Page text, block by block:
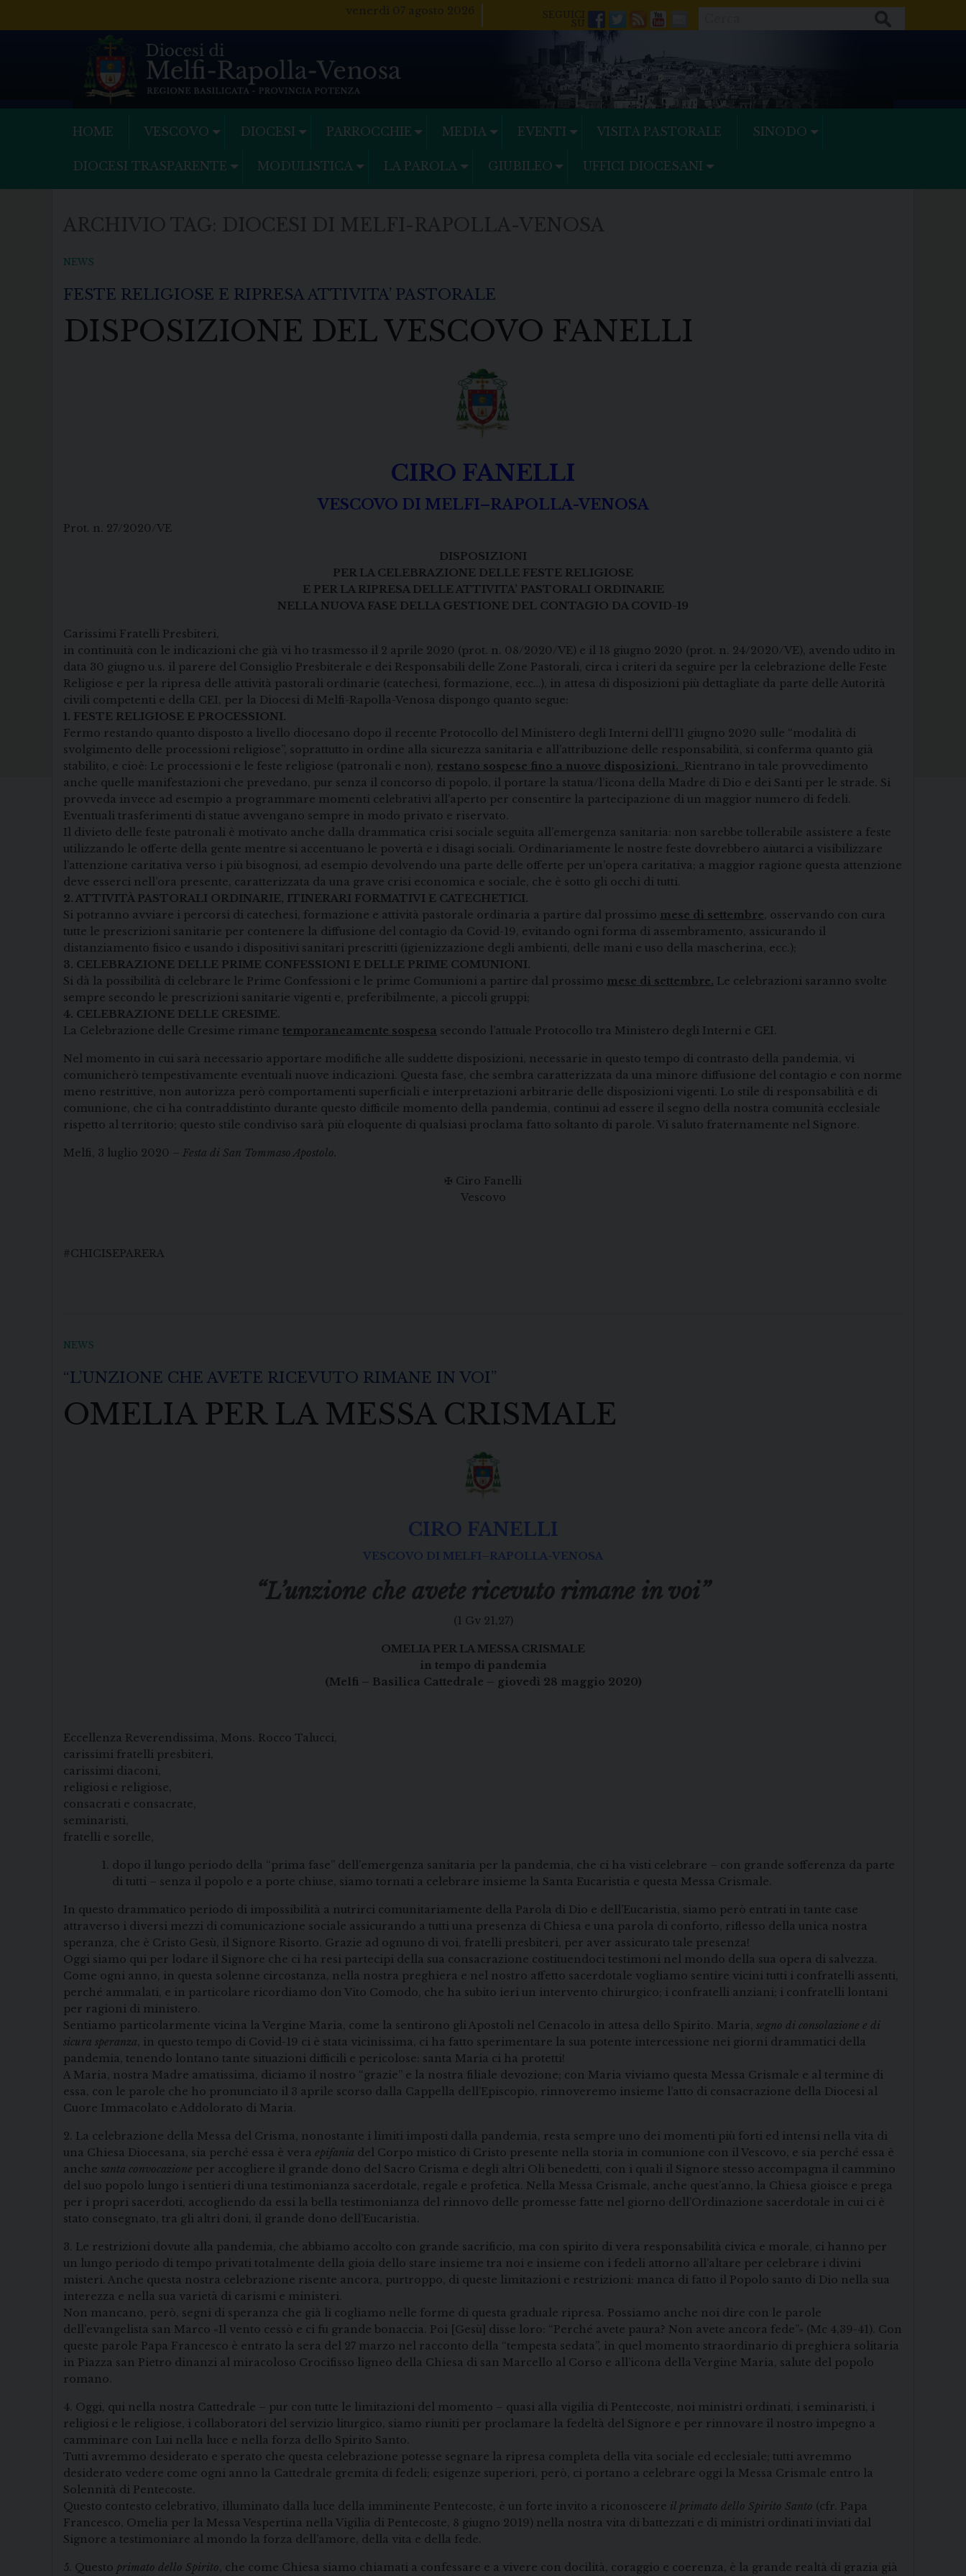
venerdì 07 agosto 2026
Facebook
Twitter
FeedsYoutube
Mail
HOME VESCOVO DIOCESI PARROCCHIE MEDIA EVENTI VISITA PASTORALE SINODO
DIOCESI TRASPARENTE MODULISTICA LA PAROLA GIUBILEO UFFICI DIOCESANI
NEWS
FESTE RELIGIOSE E RIPRESA ATTIVITA’ PASTORALE
DISPOSIZIONE DEL VESCOVO FANELLI
CIRO FANELLI
VESCOVO DI MELFI–RAPOLLA-VENOSA
Prot. n. 27/2020/VE
DISPOSIZIONI
PER LA CELEBRAZIONE DELLE FESTE RELIGIOSE
E PER LA RIPRESA DELLE ATTIVITA’ PASTORALI ORDINARIE
NELLA NUOVA FASE DELLA GESTIONE DEL CONTAGIO DA COVID-19
Carissimi Fratelli Presbiteri,
in continuità con le indicazioni che già vi ho trasmesso il 2 aprile 2020 (prot. n. 08/2020/VE) e il 18 giugno 2020 (prot. n. 24/2020/VE), avendo udito in
data 30 giugno u.s. il parere del Consiglio Presbiterale e dei Responsabili delle Zone Pastorali, circa i criteri da seguire per la celebrazione delle Feste
Religiose e per la ripresa delle attività pastorali ordinarie (catechesi, formazione, ecc…), in attesa di disposizioni più dettagliate da parte delle Autorità
civili competenti e della CEI, per la Diocesi di Melfi-Rapolla-Venosa dispongo quanto segue:
1. FESTE RELIGIOSE E PROCESSIONI.
Fermo restando quanto disposto a livello diocesano dopo il recente Protocollo del Ministero degli Interni dell’11 giugno 2020 sulle “modalità di
svolgimento delle processioni religiose”, soprattutto in ordine alla sicurezza sanitaria e all’attribuzione delle responsabilità, si conferma quanto già
stabilito, e cioè: Le processioni e le feste religiose (patronali e non), restano sospese fino a nuove disposizioni. Rientrano in tale provvedimento
anche quelle manifestazioni che prevedano, pur senza il concorso di popolo, il portare la statua/l’icona della Madre di Dio e dei Santi per le strade. Si
provveda invece ad esempio a programmare momenti celebrativi all’aperto per consentire la partecipazione di un maggior numero di fedeli.
Eventuali trasferimenti di statue avvengano sempre in modo privato e riservato.
Il divieto delle feste patronali è motivato anche dalla drammatica crisi sociale seguita all’emergenza sanitaria: non sarebbe tollerabile assistere a feste
utilizzando le offerte della gente mentre si accentuano le povertà e i disagi sociali. Ordinariamente le nostre feste dovrebbero aiutarci a visibilizzare
l’attenzione caritativa verso i più bisognosi, ad esempio devolvendo una parte delle offerte per un’opera caritativa; a maggior ragione questa attenzione
deve esserci nell’ora presente, caratterizzata da una grave crisi economica e sociale, che è sotto gli occhi di tutti.
2. ATTIVITÀ PASTORALI ORDINARIE, ITINERARI FORMATIVI E CATECHETICI.
Si potranno avviare i percorsi di catechesi, formazione e attività pastorale ordinaria a partire dal prossimo mese di settembre, osservando con cura
tutte le prescrizioni sanitarie per contenere la diffusione del contagio da Covid-19, evitando ogni forma di assembramento, assicurando il
distanziamento fisico e usando i dispositivi sanitari prescritti (igienizzazione degli ambienti, delle mani e uso della mascherina, ecc.);
3. CELEBRAZIONE DELLE PRIME CONFESSIONI E DELLE PRIME COMUNIONI.
Si dà la possibilità di celebrare le Prime Confessioni e le prime Comunioni a partire dal prossimo mese di settembre. Le celebrazioni saranno svolte
sempre secondo le prescrizioni sanitarie vigenti e, preferibilmente, a piccoli gruppi;
4. CELEBRAZIONE DELLE CRESIME.
La Celebrazione delle Cresime rimane temporaneamente sospesa secondo l’attuale Protocollo tra Ministero degli Interni e CEI.
Nel momento in cui sarà necessario apportare modifiche alle suddette disposizioni, necessarie in questo tempo di contrasto della pandemia, vi
comunicherò tempestivamente eventuali nuove indicazioni. Questa fase, che sembra caratterizzata da una minore diffusione del contagio e con norme
meno restrittive, non autorizza però comportamenti superficiali e interpretazioni arbitrarie delle disposizioni vigenti. Lo stile di responsabilità e di
comunione, che ci ha contraddistinto durante questo difficile momento della pandemia, continui ad essere il segno della nostra comunità ecclesiale
rispetto al territorio; questo stile condiviso sarà più eloquente di qualsiasi proclama fatto soltanto di parole. Vi saluto fraternamente nel Signore.
Melfi, 3 luglio 2020 – Festa di San Tommaso Apostolo.
✠ Ciro Fanelli
Vescovo
#CHICISEPARERA
NEWS
“L’UNZIONE CHE AVETE RICEVUTO RIMANE IN VOI”
OMELIA PER LA MESSA CRISMALE
CIRO FANELLI
VESCOVO DI MELFI–RAPOLLA-VENOSA
“L’unzione che avete ricevuto rimane in voi”
(1 Gv 21,27)
OMELIA PER LA MESSA CRISMALE
in tempo di pandemia
(Melfi – Basilica Cattedrale – giovedì 28 maggio 2020)
Eccellenza Reverendissima, Mons. Rocco Talucci,
carissimi fratelli presbiteri,
carissimi diaconi,
religiosi e religiose,
consacrati e consacrate,
seminaristi,
fratelli e sorelle,
dopo il lungo periodo della “prima fase” dell’emergenza sanitaria per la pandemia, che ci ha visti celebrare – con grande sofferenza da parte
di tutti – senza il popolo e a porte chiuse, siamo tornati a celebrare insieme la Santa Eucaristia e questa Messa Crismale.
In questo drammatico periodo di impossibilità a nutrirci comunitariamente della Parola di Dio e dell’Eucaristia, siamo però entrati in tante case
attraverso i diversi mezzi di comunicazione sociale assicurando a tutti una presenza di Chiesa e una parola di conforto, riflesso della unica nostra
speranza, che è Cristo Gesù, il Signore Risorto. Grazie ad ognuno di voi, fratelli presbiteri, per aver assicurato tale presenza!
Oggi siamo qui per lodare il Signore che ci ha resi partecipi della sua consacrazione costituendoci testimoni nel mondo della sua opera di salvezza.
Come ogni anno, in questa solenne circostanza, nella nostra preghiera e nel nostro affetto sacerdotale vogliamo sentire vicini tutti i confratelli assenti,
perché ammalati, e in particolare ricordiamo don Vito Comodo, che ha subito ieri un intervento chirurgico; i confratelli anziani; i confratelli lontani
per ragioni di ministero.
Sentiamo particolarmente vicina la Vergine Maria, come la sentirono gli Apostoli nel Cenacolo in attesa dello Spirito. Maria, segno di consolazione e di
sicura speranza, in questo tempo di Covid-19 ci è stata vicinissima, ci ha fatto sperimentare la sua potente intercessione nei giorni drammatici della
pandemia, tenendo lontano tante situazioni difficili e pericolose: santa Maria ci ha protetti!
A Maria, nostra Madre amatissima, diciamo il nostro “grazie” e la nostra filiale devozione; con Maria viviamo questa Messa Crismale e al termine di
essa, con le parole che ho pronunciato il 3 aprile scorso dalla Cappella dell’Episcopio, rinnoveremo insieme l’atto di consacrazione della Diocesi al
Cuore Immacolato e Addolorato di Maria.
2. La celebrazione della Messa del Crisma, nonostante i limiti imposti dalla pandemia, resta sempre uno dei momenti più forti ed intensi nella vita di
una Chiesa Diocesana, sia perché essa è vera epifania del Corpo mistico di Cristo presente nella storia in comunione con il Vescovo, e sia perché essa è
anche santa convocazione per accogliere il grande dono del Sacro Crisma e degli altri Oli benedetti, con i quali il Signore stesso accompagna il cammino
del suo popolo lungo i sentieri di una testimonianza sacerdotale, regale e profetica. Nella Messa Crismale, anche quest’anno, la Chiesa gioisce e prega
per i propri sacerdoti, accogliendo da essi la bella testimonianza del rinnovo delle promesse fatte nel giorno dell’Ordinazione sacerdotale in cui ci è
stato consegnato, tra gli altri doni, il grande dono dell’Eucaristia.
3. Le restrizioni dovute alla pandemia, che abbiamo accolto con grande sacrificio, ma con spirito di vera responsabilità civica e morale, ci hanno per
un lungo periodo di tempo privati totalmente della gioia dello stare insieme tra noi e insieme con i fedeli attorno all’altare per celebrare i divini
misteri. Anche questa nostra celebrazione risente ancora, purtroppo, di queste limitazioni e restrizioni: manca di fatto il Popolo santo di Dio nella sua
interezza e nella sua varietà di carismi e ministeri.
Non mancano, però, segni di speranza che già li cogliamo nelle forme di questa graduale ripresa. Possiamo anche noi dire con le parole
dell’evangelista san Marco «Il vento cessò e ci fu grande bonaccia. Poi [Gesù] disse loro: “Perché avete paura? Non avete ancora fede”» (Mc 4,39-41). Con
queste parole Papa Francesco è entrato la sera del 27 marzo nel racconto della “tempesta sedata”, in quel momento straordinario di preghiera solitaria
in Piazza san Pietro dinanzi al miracoloso Crocifisso ligneo della Chiesa di san Marcello al Corso e all’icona della Vergine Maria, salute del popolo
romano.
4. Oggi, qui nella nostra Cattedrale – pur con tutte le limitazioni del momento – quasi alla vigilia di Pentecoste, noi ministri ordinati, i seminaristi, i
religiosi e le religiose, i collaboratori del servizio liturgico, siamo riuniti per proclamare la fedeltà del Signore e per rinnovare il nostro impegno a
camminare con Lui nella luce e nella forza dello Spirito Santo.
Tutti avremmo desiderato e sperato che questa celebrazione potesse segnare la ripresa completa della vita sociale ed ecclesiale; tutti avremmo
desiderato vedere come ogni anno la Cattedrale gremita di fedeli; esigenze superiori, però, ci portano a celebrare oggi la Messa Crismale entro la
Solennità di Pentecoste.
Questo contesto celebrativo, illuminato dalla luce della imminente Pentecoste, è un forte invito a riconoscere il primato dello Spirito Santo (cfr. Papa
Francesco, Omelia per la Messa Vespertina nella Vigilia di Pentecoste, 8 giugno 2019) nella nostra vita di battezzati e di ministri ordinati inviati dal
Signore a testimoniare al mondo la forza dell’amore, della vita e della fede.
5. Questo primato dello Spirito, che come Chiesa siamo chiamati a confessare e a vivere con docilità, coraggio e coerenza, è la grande realtà di grazia già